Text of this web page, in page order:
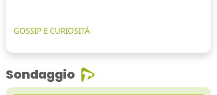
GOSSIP E CURIOSITÀ
Sondaggio